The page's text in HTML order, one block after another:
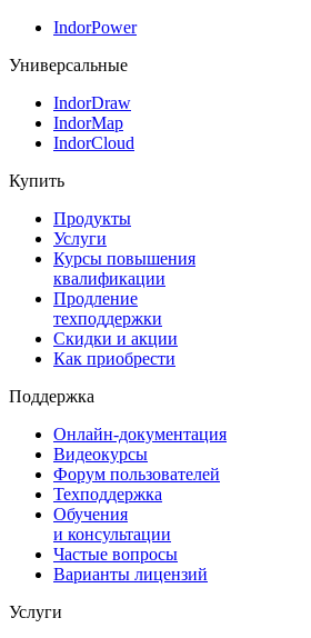
IndorPower
Универсальные
IndorDraw
IndorMap
IndorCloud
Купить
Продукты
Услуги
Курсы повышения
квалификации
Продление
техподдержки
Скидки и акции
Как приобрести
Поддержка
Онлайн-документация
Видеокурсы
Форум пользователей
Техподдержка
Обучения
и консультации
Частые вопросы
Варианты лицензий
Услуги